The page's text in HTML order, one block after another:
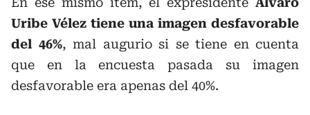
Uribe Vélez tiene una imagen desfavorable
del 46%, mal augurio si se tiene en cuenta
que en la encuesta pasada su imagen
desfavorable era apenas del 40%.